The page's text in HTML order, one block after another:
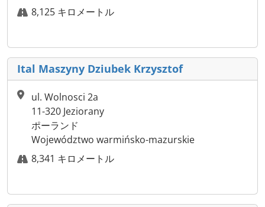
8,125 キロメートル
Ital Maszyny Dziubek Krzysztof
ul. Wolnosci 2a
11-320 Jeziorany
ポーランド
Województwo warmińsko-mazurskie
8,341 キロメートル